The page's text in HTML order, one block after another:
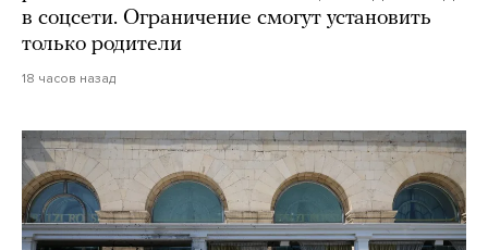
в соцсети. Ограничение смогут установить
только родители
18 часов назад